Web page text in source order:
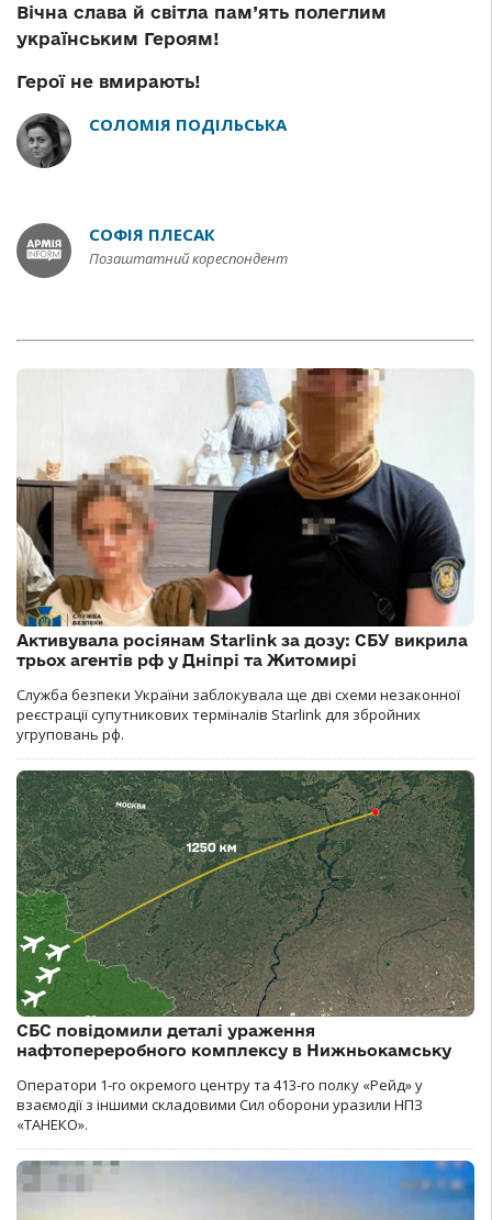
Вічна слава й світла пам’ять полеглим
українським Героям!
Герої не вмирають!
СОЛОМІЯ ПОДІЛЬСЬКА
СОФІЯ ПЛЕСАК
Позаштатний кореспондент
Активувала росіянам Starlink за дозу: СБУ викрила
трьох агентів рф у Дніпрі та Житомирі
Служба безпеки України заблокувала ще дві схеми незаконної
реєстрації супутникових терміналів Starlink для збройних
угруповань рф.
СБС повідомили деталі ураження
нафтопереробного комплексу в Нижньокамську
Оператори 1-го окремого центру та 413-го полку «Рейд» у
взаємодії з іншими складовими Сил оборони уразили НПЗ
«ТАНЕКО».